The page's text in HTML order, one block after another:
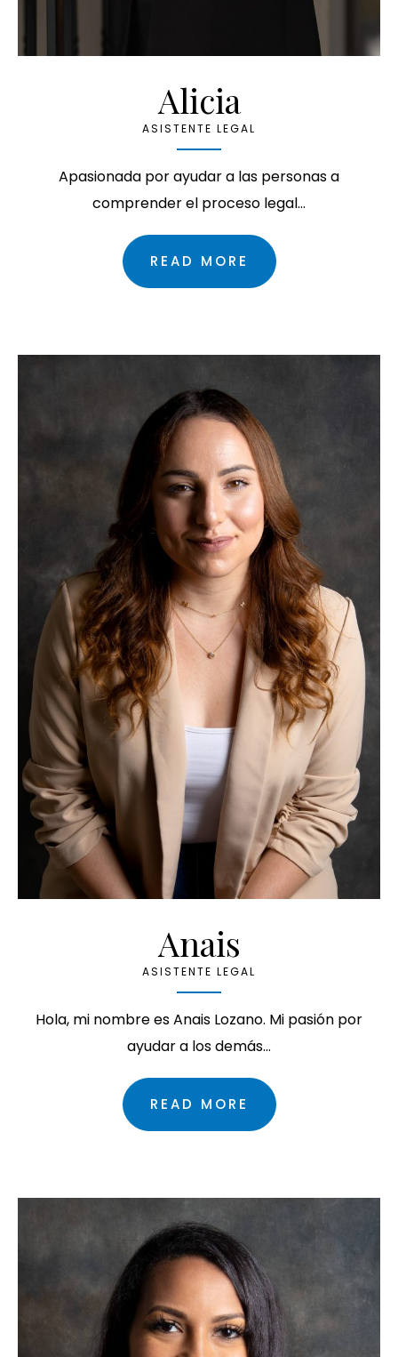
Alicia
ASISTENTE LEGAL
Apasionada por ayudar a las personas a
comprender el proceso legal…
READ MORE
Anais
ASISTENTE LEGAL
Hola, mi nombre es Anais Lozano. Mi pasión por
ayudar a los demás…
READ MORE